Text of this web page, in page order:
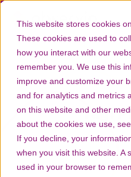
This website stores cookies
These cookies are used to
how you interact with our
remember you. We use this
improve and customize your
and for analytics and metrics
on this website and other
about the cookies we use,
If you decline, your
when you visit this website. A
used in your browser to
Tag: